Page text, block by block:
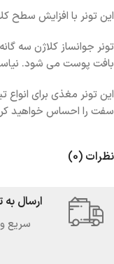
این تونر با افزایش سطح
بافت پوست می شود.
این تونر مغذی برای
سفت را احساس خواهید
نظرات (0)
ارسال
سریع